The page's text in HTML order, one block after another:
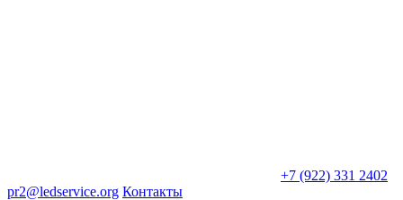
+7 (922) 331 2402
pr2@ledservice.org Контакты